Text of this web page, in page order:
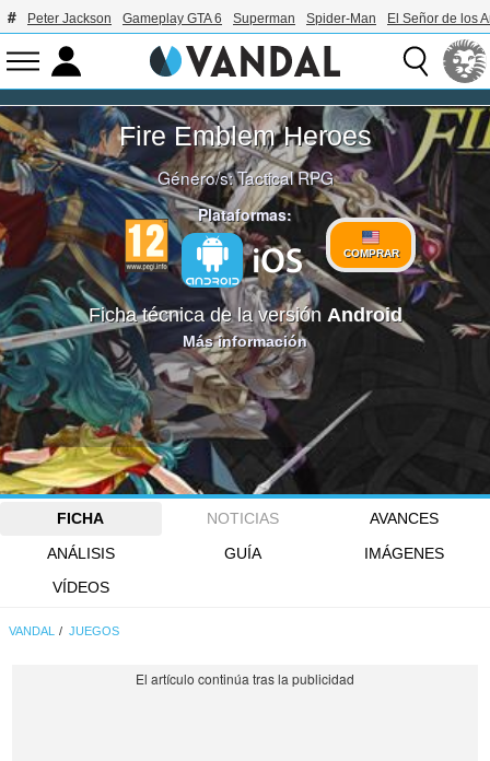
Peter Jackson Gameplay GTA 6 Superman Spider-Man El Señor de los
Fire Emblem Heroes
Género/s:Tactical RPG
Plataformas:
COMPRAR
Ficha técnica de la versión Android
Más información
FICHA NOTICIAS
AVANCES
ANÁLISIS
GUÍA
IMÁGENES
VÍDEOS
VANDAL JUEGOS